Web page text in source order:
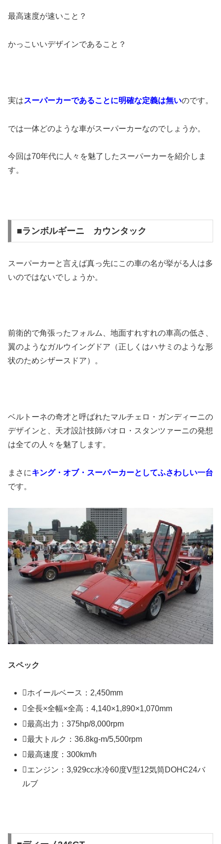
最高速度が速いこと？
かっこいいデザインであること？
実はスーパーカーであることに明確な定義は無いのです。
では一体どのような車がスーパーカーなのでしょうか。
今回は70年代に人々を魅了したスーパーカーを紹介しま
す。
■ランボルギーニ カウンタック
スーパーカーと言えば真っ先にこの車の名が挙がる人は多
いのではないでしょうか。
前衛的で角張ったフォルム、地面すれすれの車高の低さ、
翼のようなガルウイングドア（正しくはハサミのような形
状のためシザースドア）。
ベルトーネの奇才と呼ばれたマルチェロ・ガンディーニの
デザインと、天才設計技師パオロ・スタンツァーニの発想
は全ての人々を魅了します。
まさにキング・オブ・スーパーカーとしてふさわしい一台
です。
スペック
ホイールベース：2,450mm
全長×全幅×全高：4,140×1,890×1,070mm
最高出力：375hp/8,000rpm
最大トルク：36.8kg-m/5,500rpm
最高速度：300km/h
エンジン：3,929cc水冷60度V型12気筒DOHC24バ
ルブ